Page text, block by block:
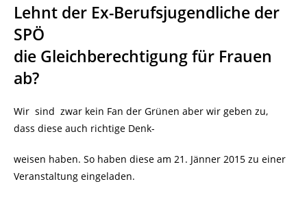
Lehnt der Ex-Berufsjugendliche der
SPÖ
die Gleichberechtigung für Frauen
ab?
Wir sind zwar kein Fan der Grünen aber wir geben zu,
dass diese auch richtige Denk-
weisen haben. So haben diese am 21. Jänner 2015 zu einer
Veranstaltung eingeladen.